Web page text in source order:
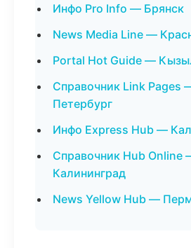
Инфо Pro Info — Брянск
News Media Line —
Portal Hot Guide —
Справочник Link Pages
Петербург
Инфо Express Hub —
Справочник Hub Online
Калининград
News Yellow Hub —